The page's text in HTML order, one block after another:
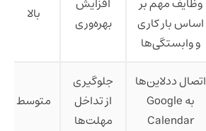
اساس بار کاری
و وابستگی‌ها
بهره‌وری
بالا
اتصال ددلاین‌ها
به Google
Calendar
جلوگیری
از تداخل
مهلت‌ها
متوسط